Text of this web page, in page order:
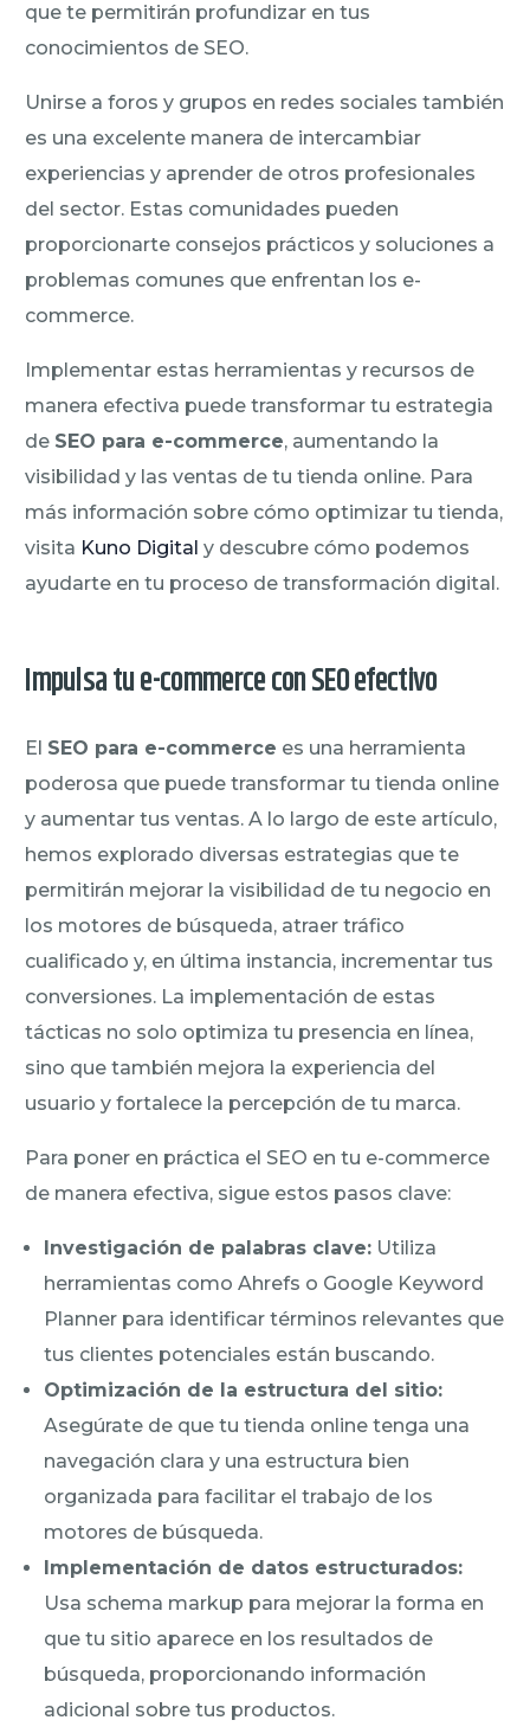
que te permitirán profundizar en tus
conocimientos de SEO.
Unirse a foros y grupos en redes sociales también
es una excelente manera de intercambiar
experiencias y aprender de otros profesionales
del sector. Estas comunidades pueden
proporcionarte consejos prácticos y soluciones a
problemas comunes que enfrentan los e-
commerce.
Implementar estas herramientas y recursos de
manera efectiva puede transformar tu estrategia
de SEO para e-commerce, aumentando la
visibilidad y las ventas de tu tienda online. Para
más información sobre cómo optimizar tu tienda,
visita Kuno Digital y descubre cómo podemos
ayudarte en tu proceso de transformación digital.
Impulsa tu e-commerce con SEO efectivo
El SEO para e-commerce es una herramienta
poderosa que puede transformar tu tienda online
y aumentar tus ventas. A lo largo de este artículo,
hemos explorado diversas estrategias que te
permitirán mejorar la visibilidad de tu negocio en
los motores de búsqueda, atraer tráfico
cualificado y, en última instancia, incrementar tus
conversiones. La implementación de estas
tácticas no solo optimiza tu presencia en línea,
sino que también mejora la experiencia del
usuario y fortalece la percepción de tu marca.
Para poner en práctica el SEO en tu e-commerce
de manera efectiva, sigue estos pasos clave:
Investigación de palabras clave: Utiliza
herramientas como Ahrefs o Google Keyword
Planner para identificar términos relevantes que
tus clientes potenciales están buscando.
Optimización de la estructura del sitio:
Asegúrate de que tu tienda online tenga una
navegación clara y una estructura bien
organizada para facilitar el trabajo de los
motores de búsqueda.
Implementación de datos estructurados:
Usa schema markup para mejorar la forma en
que tu sitio aparece en los resultados de
búsqueda, proporcionando información
adicional sobre tus productos.